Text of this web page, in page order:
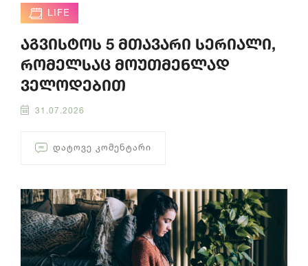
LIFE
აგვისტოს 5 მთავარი სერიალი,
რომელსაც მოუთმენლად
ველოდებით
31.07.2026
ᲓᲐᲢᲝᲕᲔ ᲙᲝᲛᲔᲜᲢᲐᲠᲘ